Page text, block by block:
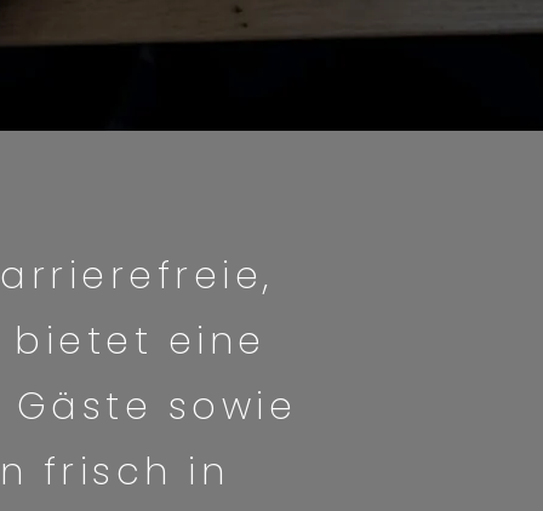
bietet eine
sowie
frisch in